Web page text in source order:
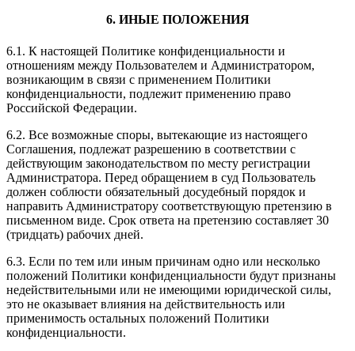
6. ИНЫЕ ПОЛОЖЕНИЯ
6.1. К настоящей Политике конфиденциальности и
отношениям между Пользователем и Администратором,
возникающим в связи с применением Политики
конфиденциальности, подлежит применению право
Российской Федерации.
6.2. Все возможные споры, вытекающие из настоящего
Соглашения, подлежат разрешению в соответствии с
действующим законодательством по месту регистрации
Администратора. Перед обращением в суд Пользователь
должен соблюсти обязательный досудебный порядок и
направить Администратору соответствующую претензию в
письменном виде. Срок ответа на претензию составляет 30
(тридцать) рабочих дней.
6.3. Если по тем или иным причинам одно или несколько
положений Политики конфиденциальности будут признаны
недействительными или не имеющими юридической силы,
это не оказывает влияния на действительность или
применимость остальных положений Политики
конфиденциальности.